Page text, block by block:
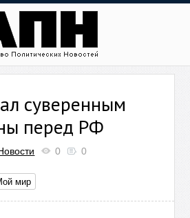
суверенным
перед РФ
0 0
мир